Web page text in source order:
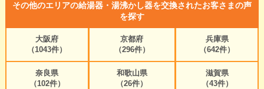
その他のエリアの給湯器・湯沸かし器を交換されたお客さまの声
を探す
大阪府
（1043件）
京都府
（296件）
兵庫県
（642件）
奈良県
（102件）
和歌山県
（26件）
滋賀県
（43件）